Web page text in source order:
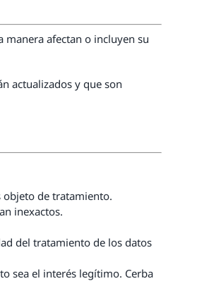
afectan o incluyen su
actualizados y que son
objeto de tratamiento.
inexactos.
del tratamiento de los datos
sea el interés legítimo. Cerba